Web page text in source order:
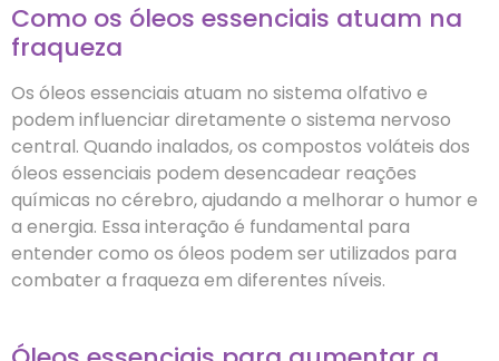
Como os óleos essenciais atuam na
fraqueza
Os óleos essenciais atuam no sistema olfativo e
podem influenciar diretamente o sistema nervoso
central. Quando inalados, os compostos voláteis dos
óleos essenciais podem desencadear reações
químicas no cérebro, ajudando a melhorar o humor e
a energia. Essa interação é fundamental para
entender como os óleos podem ser utilizados para
combater a fraqueza em diferentes níveis.